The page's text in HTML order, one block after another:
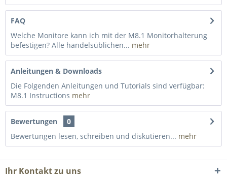
FAQ
Welche Monitore kann ich mit der M8.1 Monitorhalterung
befestigen? Alle handelsüblichen... mehr
Anleitungen & Downloads
Die Folgenden Anleitungen und Tutorials sind verfügbar:
M8.1 Instructions mehr
Bewertungen
0
Bewertungen lesen, schreiben und diskutieren... mehr
Ihr Kontakt zu uns